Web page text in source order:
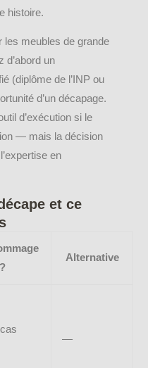
histoire.
les meubles de grande
d’abord un
(diplôme de l’INP ou
d’un décapage.
d’exécution si le
— mais la décision
en
et ce
?
Alternative
—